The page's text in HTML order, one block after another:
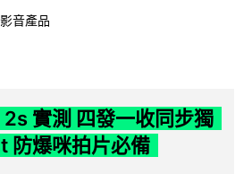
影音產品
實測 四發一收同步獨
防爆咪拍片必備